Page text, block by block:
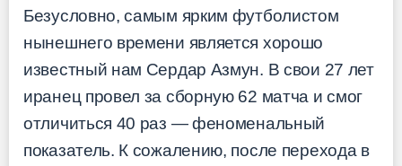
Безусловно, самым ярким футболистом
нынешнего времени является хорошо
известный нам Сердар Азмун. В свои 27 лет
иранец провел за сборную 62 матча и смог
отличиться 40 раз — феноменальный
показатель. К сожалению, после перехода в